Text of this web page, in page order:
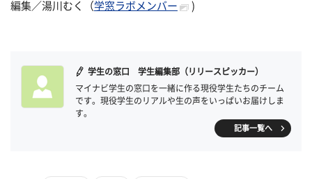
編集／湯川むく（ 学窓ラボメンバー )
学生の窓口 学生編集部（リリースピッカー）
マイナビ学生の窓口を一緒に作る現役学生たちのチーム
です。現役学生のリアルや生の声をいっぱいお届けしま
す。
記事一覧へ